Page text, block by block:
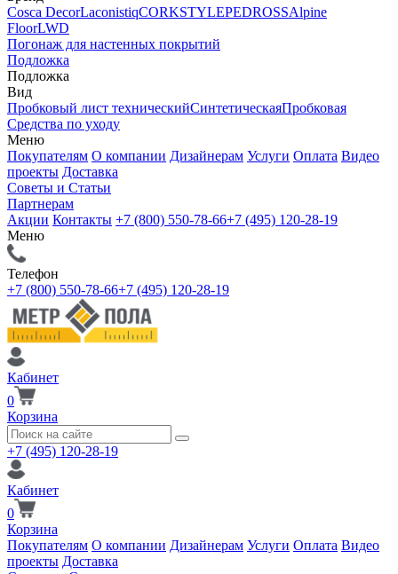
Cosca DecorLaconistiqCORKSTYLEPEDROSSAlpine
FloorLWD
Погонаж для настенных покрытий
Подложка
Подложка
Вид
Пробковый лист техническийСинтетическаяПробковая
Средства по уходу
Меню
Покупателям О компании Дизайнерам Услуги Оплата Видео
проекты Доставка
Советы и Статьи
Партнерам
Акции Контакты +7 (800) 550-78-66+7 (495) 120-28-19
Меню
Телефон
+7 (800) 550-78-66+7 (495) 120-28-19
Кабинет
0
Корзина
+7 (495) 120-28-19
Кабинет
0
Корзина
Покупателям О компании Дизайнерам Услуги Оплата Видео
проекты Доставка